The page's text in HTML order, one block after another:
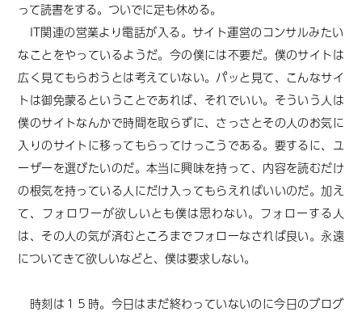
って読書をする。ついでに足も休める。
IT関連の営業より電話が入る。サイト運営のコンサルみたい
なことをやっているようだ。今の僕には不要だ。僕のサイトは
広く見てもらおうとは考えていない。パッと見て、こんなサイ
トは御免蒙るということであれば、それでいい。そういう人は
僕のサイトなんかで時間を取らずに、さっさとその人のお気に
入りのサイトに移ってもらってけっこうである。要するに、ユ
ーザーを選びたいのだ。本当に興味を持って、内容を読むだけ
の根気を持っている人にだけ入ってもらえればいいのだ。加え
て、フォロワーが欲しいとも僕は思わない。フォローする人
は、その人の気が済むところまでフォローなされば良い。永遠
についてきて欲しいなどと、僕は要求しない。
時刻は１５時。今日はまだ終わっていないのに今日のブログ